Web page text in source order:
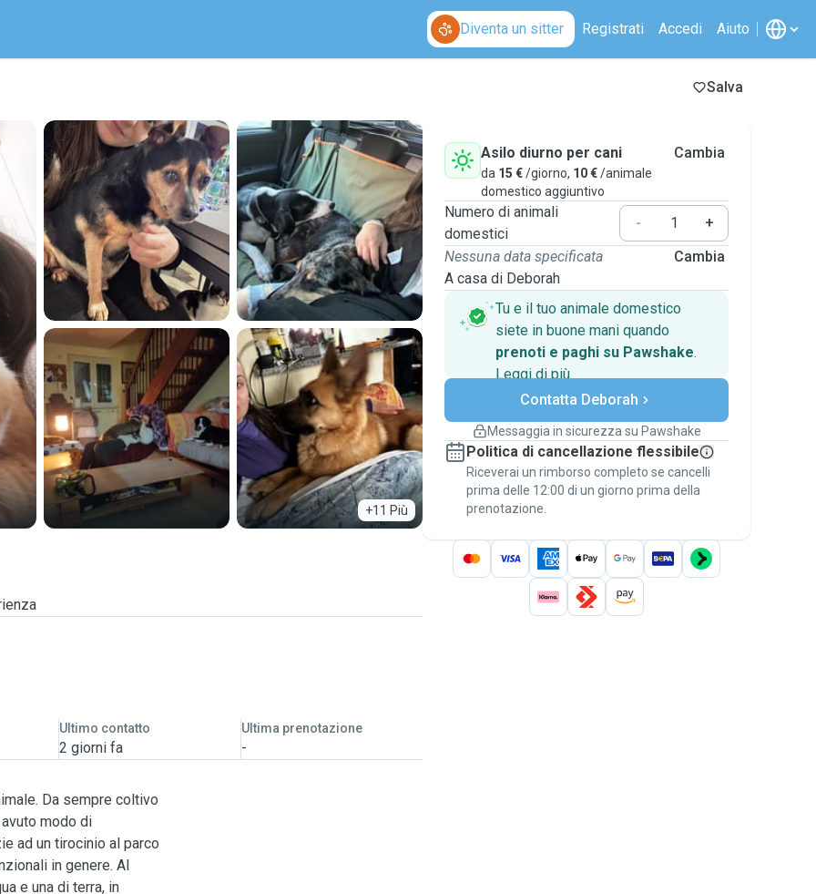
Diventa un sitter Registrati Accedi Aiuto
Salva
+11 Più
Ultimo contatto
2 giorni fa
Ultima prenotazione
-
Da sempre coltivo
modo di
ad un tirocinio al parco
in genere. Al
e una di terra, in
Asilo diurno per cani
da 15 €/giorno, 10 €/animale
domestico aggiuntivo
Cambia
Numero di animali
domestici
-
+
Nessuna data specificata
A casa di Deborah
Cambia
Tu e il tuo animale domestico
siete in buone mani quando
prenoti e paghi su Pawshake.
Leggi di piùPagamenti sicuri
Assistenza se i piani
Prenotazioni coperte
Stai su Pawshake - dal primo messaggio al
pagamento - per attivare laGaranzia
Pawshake.
Contatta Deborah
Messaggia in sicurezza su Pawshake
Politica di cancellazione flessibile
Riceverai un rimborso completo se cancelli
prima delle 12:00 di un giorno prima della
prenotazione.